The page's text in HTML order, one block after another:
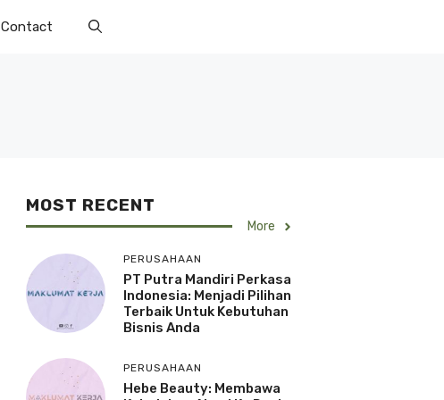
Contact
MOST RECENT
More
PERUSAHAAN
PT Putra Mandiri Perkasa
Indonesia: Menjadi Pilihan
Terbaik Untuk Kebutuhan
Bisnis Anda
PERUSAHAAN
Hebe Beauty: Membawa